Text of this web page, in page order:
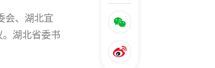
会、湖北宜
湖北省委书